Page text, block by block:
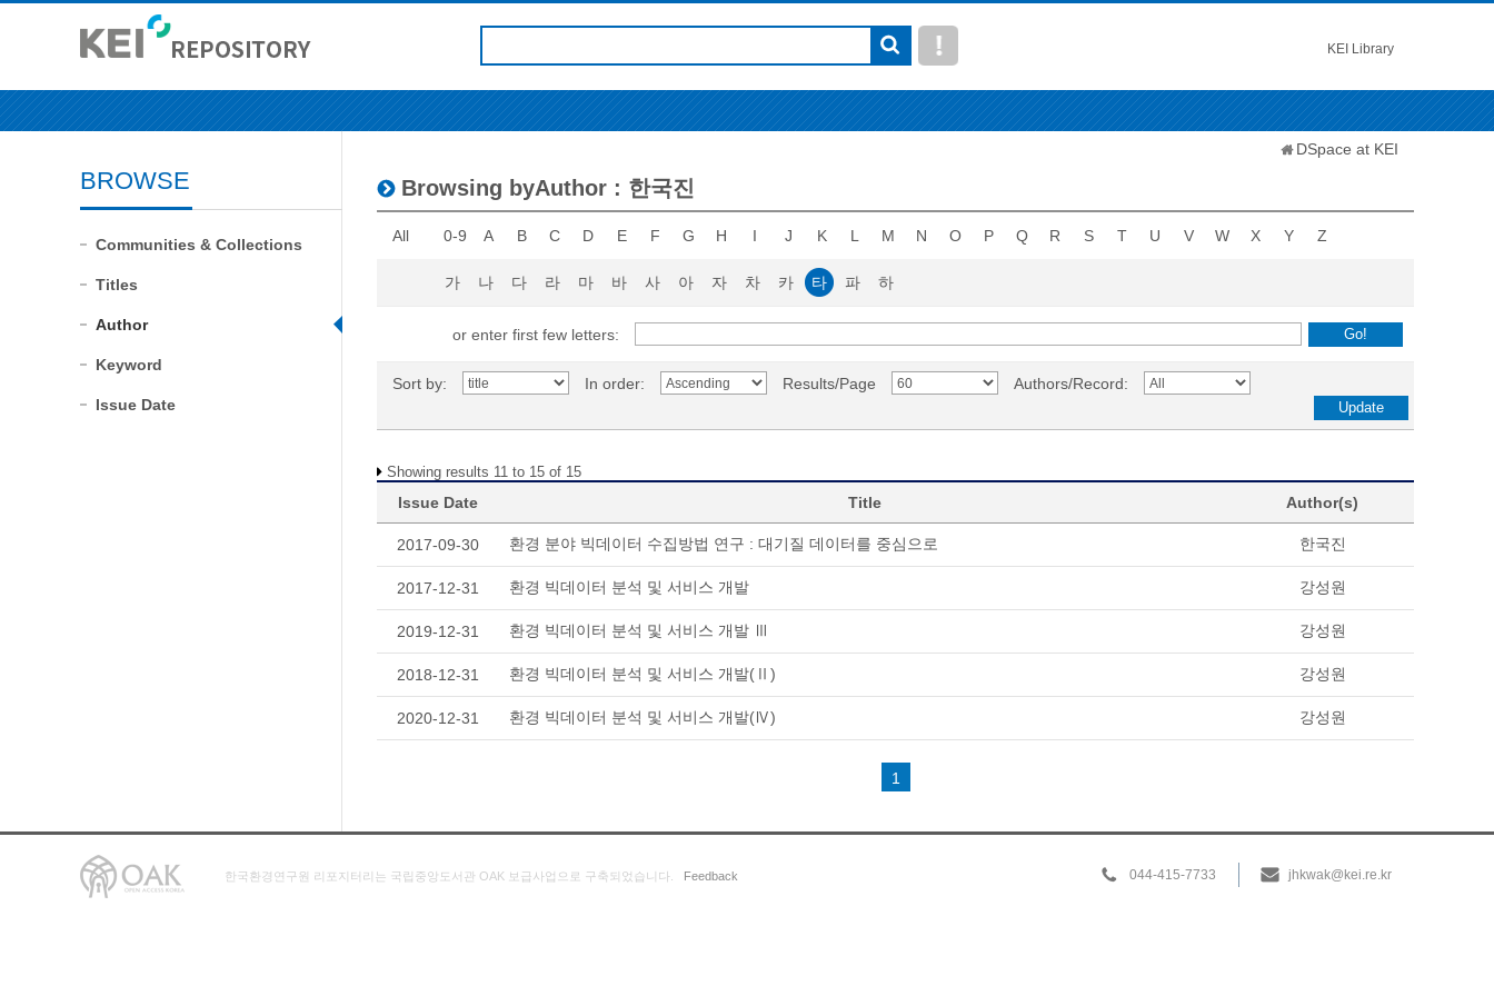
KEI Library
BROWSE
Communities & Collections
Titles
Author
Keyword
Issue Date
DSpace at KEI
Browsing byAuthor : 한국진
All 0-9 A B C D E F G H I J K L M N O P Q R S T U V W X Y Z
가 나 다 라 마 바 사 아 자 차 카 타 파 하
or enter first few letters:
Sort by: In order: Results/Page Authors/Record:
Showing results 11 to 15 of 15
Issue Date Title Author(s)
2017-09-30 환경 분야 빅데이터 수집방법 연구 : 대기질 데이터를 중심으로 한국진
2017-12-31 환경 빅데이터 분석 및 서비스 개발 강성원
2019-12-31 환경 빅데이터 분석 및 서비스 개발 Ⅲ 강성원
2018-12-31 환경 빅데이터 분석 및 서비스 개발(Ⅱ) 강성원
2020-12-31 환경 빅데이터 분석 및 서비스 개발(Ⅳ) 강성원
1
044-415-7733 jhkwak@kei.re.kr
한국환경연구원 리포지터리는 국립중앙도서관 OAK 보급사업으로 구축되었습니다. Feedback